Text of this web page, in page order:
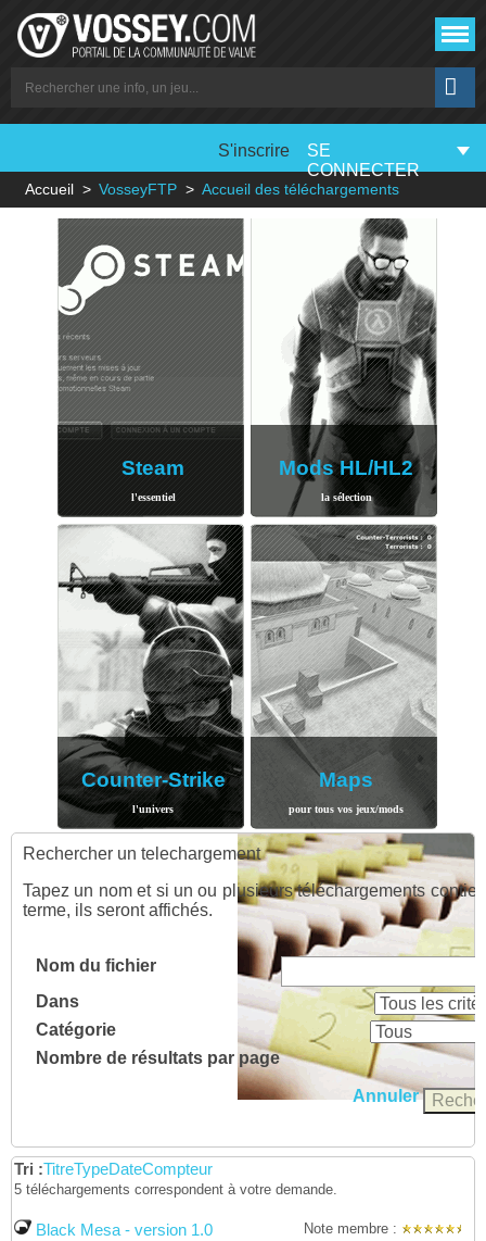
S'inscrire
SE
CONNECTER
Accueil VosseyFTP Accueil des téléchargements
Steam
l'essentiel
Mods HL/HL2
la sélection
Counter-Strike
l'univers
Maps
pour tous vos jeux/mods
Rechercher un telechargement
Tapez un nom et si un ou plusieurs téléchargements
terme, ils seront affichés.
Nom du fichier
Dans
Catégorie
Nombre de résultats par page
Annuler
Tri :TitreTypeDateCompteur
5 téléchargements correspondent à votre demande.
Note membre :
Black Mesa - version 1.0